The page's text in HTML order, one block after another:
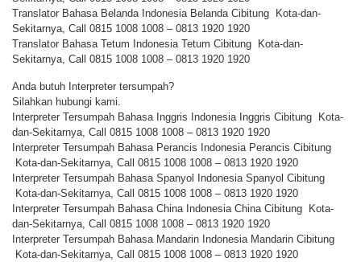
Translator Bahasa Belanda Indonesia Belanda Cibitung Kota-dan-
Sekitarnya, Call 0815 1008 1008 – 0813 1920 1920
Translator Bahasa Tetum Indonesia Tetum Cibitung Kota-dan-
Sekitarnya, Call 0815 1008 1008 – 0813 1920 1920
Anda butuh Interpreter tersumpah?
Silahkan hubungi kami.
Interpreter Tersumpah Bahasa Inggris Indonesia Inggris Cibitung Kota-
dan-Sekitarnya, Call 0815 1008 1008 – 0813 1920 1920
Interpreter Tersumpah Bahasa Perancis Indonesia Perancis Cibitung
Kota-dan-Sekitarnya, Call 0815 1008 1008 – 0813 1920 1920
Interpreter Tersumpah Bahasa Spanyol Indonesia Spanyol Cibitung
Kota-dan-Sekitarnya, Call 0815 1008 1008 – 0813 1920 1920
Interpreter Tersumpah Bahasa China Indonesia China Cibitung Kota-
dan-Sekitarnya, Call 0815 1008 1008 – 0813 1920 1920
Interpreter Tersumpah Bahasa Mandarin Indonesia Mandarin Cibitung
Kota-dan-Sekitarnya, Call 0815 1008 1008 – 0813 1920 1920